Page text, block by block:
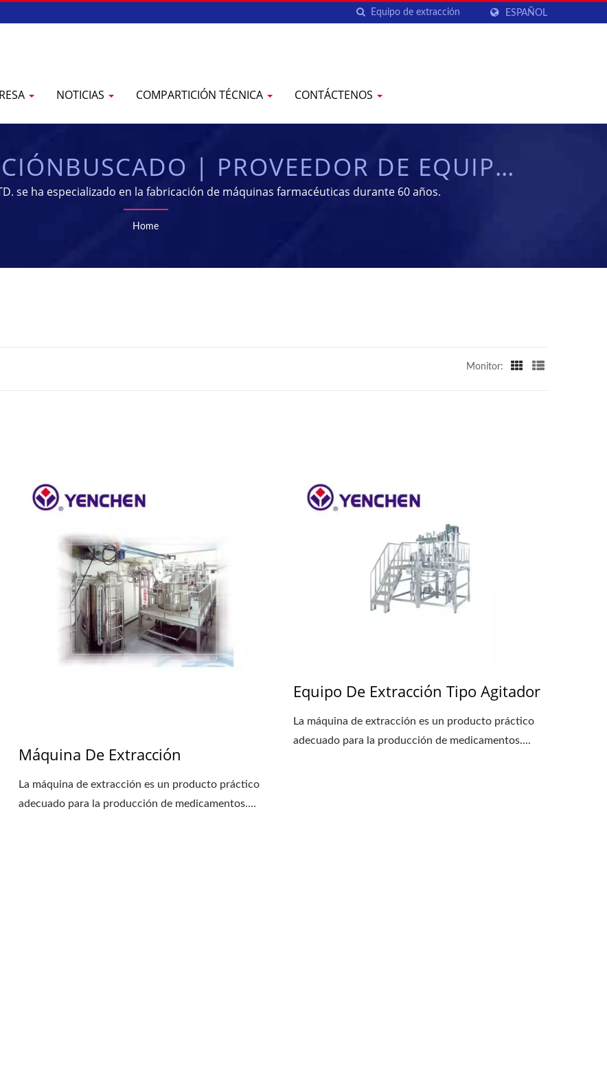
ESPAÑOL
NOTICIAS COMPARTICIÓN TÉCNICA CONTÁCTENOS
| PROVEEDOR DE EQUIPOS
FARMACÉUTICA | YENCHEN
se ha especializado en la fabricación de máquinas farmacéuticas durante 60 años.
Home
Monitor:
Máquina De Extracción
La máquina de extracción es un producto práctico
adecuado para la producción de medicamentos....
Equipo De Extracción Tipo Agitador
La máquina de extracción es un producto práctico
adecuado para la producción de medicamentos....